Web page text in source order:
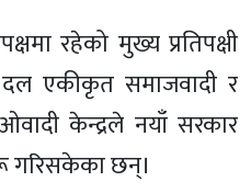
रहेको मुख्य प्रतिपक्षी
दल एकीकृत समाजवादी र
केन्द्रले नयाँ सरकार
गरिसकेका छन्।